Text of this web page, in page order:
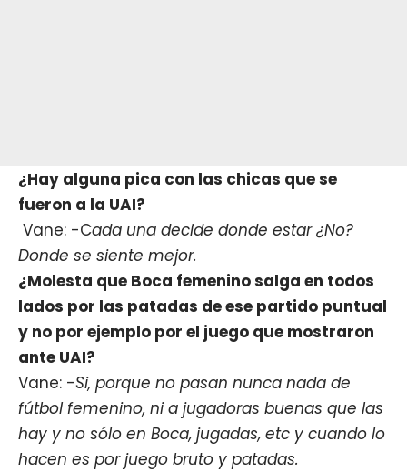
¿Hay alguna pica con las chicas que se
fueron a la UAI?
Vane: -Cada una decide donde estar ¿No?
Donde se siente mejor.
¿Molesta que Boca femenino salga en todos
lados por las patadas de ese partido puntual
y no por ejemplo por el juego que mostraron
ante UAI?
Vane: -Si, porque no pasan nunca nada de
fútbol femenino, ni a jugadoras buenas que las
hay y no sólo en Boca, jugadas, etc y cuando lo
hacen es por juego bruto y patadas.